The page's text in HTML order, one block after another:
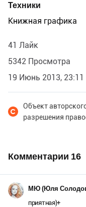
Техники
Книжная графика
41 Лайк
5342 Просмотра
19 Июнь 2013, 23:11
Объект
разрешения
Комментарии 16
МЮ (Юля
приятная)+